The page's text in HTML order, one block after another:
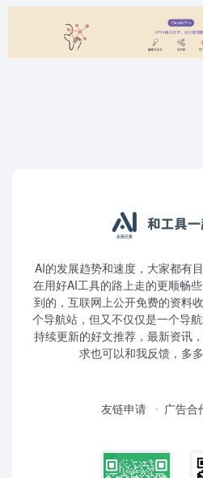
AI的发展趋势和速度，大家都有
在用好AI工具的路上走的更顺畅
到的，互联网上公开免费的资料
个导航站，但又不仅仅是一个导
持续更新的好文推荐，最新资讯
求也可以和我反馈，多
友链申请 广告合